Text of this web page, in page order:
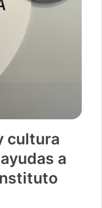
cultura
a